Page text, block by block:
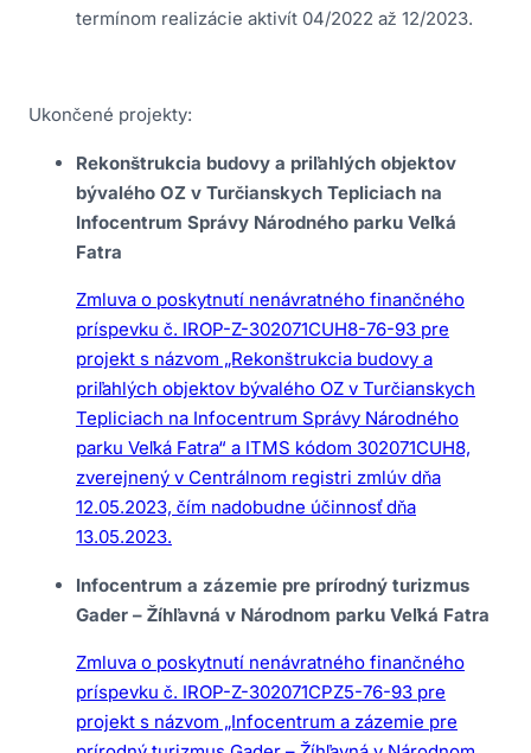
termínom realizácie aktivít 04/2022 až 12/2023.
Ukončené projekty:
Rekonštrukcia budovy a priľahlých objektov
bývalého OZ v Turčianskych Tepliciach na
Infocentrum Správy Národného parku Veľká
Fatra
Zmluva o poskytnutí nenávratného finančného
príspevku č. IROP-Z-302071CUH8-76-93 pre
projekt s názvom „Rekonštrukcia budovy a
priľahlých objektov bývalého OZ v Turčianskych
Tepliciach na Infocentrum Správy Národného
parku Veľká Fatra“ a ITMS kódom 302071CUH8,
zverejnený v Centrálnom registri zmlúv dňa
12.05.2023, čím nadobudne účinnosť dňa
13.05.2023.
Infocentrum a zázemie pre prírodný turizmus
Gader – Žíhľavná v Národnom parku Veľká Fatra
Zmluva o poskytnutí nenávratného finančného
príspevku č. IROP-Z-302071CPZ5-76-93 pre
projekt s názvom „Infocentrum a zázemie pre